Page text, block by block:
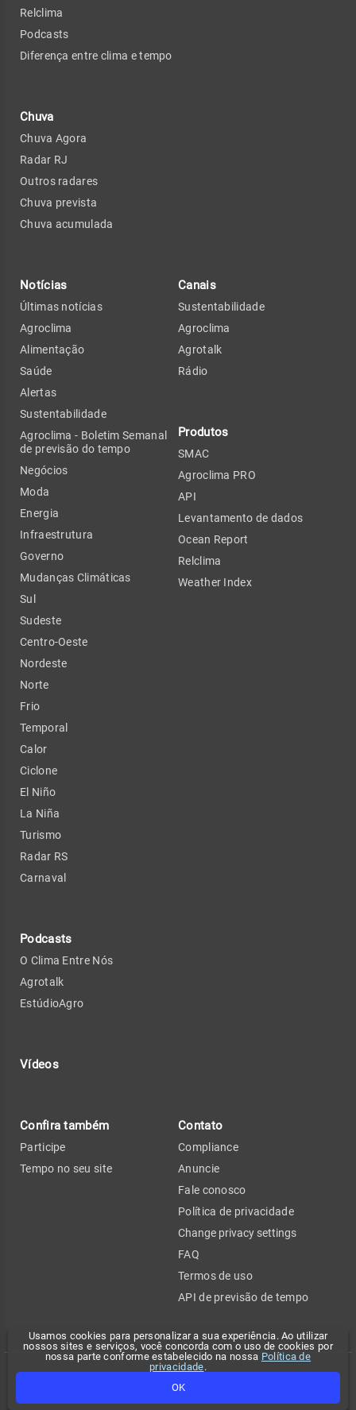
Usamos cookies para personalizar a sua experiência. Ao utilizar
nossos sites e serviços, você concorda com o uso de cookies por
nossa parte conforme estabelecido na nossa Política de
privacidade.
OK
Relclima
Podcasts
Diferença entre clima e tempo
Chuva
Chuva Agora
Radar RJ
Outros radares
Chuva prevista
Chuva acumulada
Notícias
Últimas notícias
Agroclima
Alimentação
Saúde
Alertas
Sustentabilidade
Agroclima - Boletim Semanal
de previsão do tempo
Negócios
Moda
Energia
Infraestrutura
Governo
Mudanças Climáticas
Sul
Sudeste
Centro-Oeste
Nordeste
Norte
Frio
Temporal
Calor
Ciclone
El Niño
La Niña
Turismo
Radar RS
Carnaval
Podcasts
O Clima Entre Nós
Agrotalk
EstúdioAgro
Vídeos
Canais
Sustentabilidade
Agroclima
Agrotalk
Rádio
Produtos
SMAC
Agroclima PRO
API
Levantamento de dados
Ocean Report
Relclima
Weather Index
Confira também
Participe
Tempo no seu site
Contato
Compliance
Anuncie
Fale conosco
Política de privacidade
Change privacy settings
FAQ
Termos de uso
API de previsão de tempo
Copyright 2026 - Climatempo. Todos os direitos reservados.